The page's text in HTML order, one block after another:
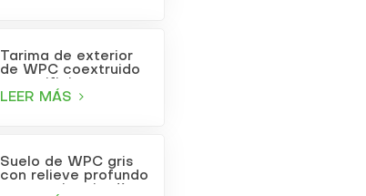
Tarima de exterior
de WPC coextruido
cuadrados, color gris
LEER MÁS
Suelo de WPC gris
con relieve profundo